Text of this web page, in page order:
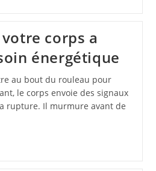
corps a
énergétique
au bout du rouleau pour
le corps envoie des signaux
rupture. Il murmure avant de